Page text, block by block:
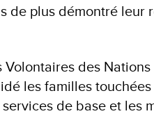
de plus démontré
Volontaires des
les familles
de base et les